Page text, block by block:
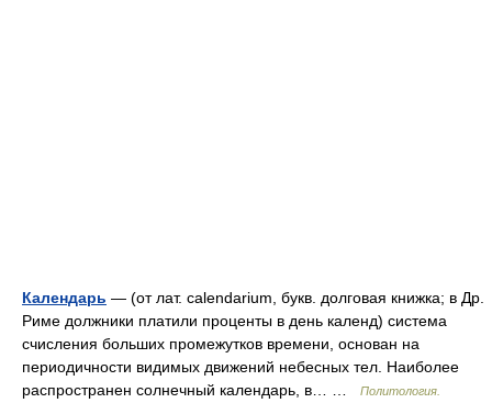
Календарь — (от лат. calendarium, букв. долговая книжка; в Др.
Риме должники платили проценты в день календ) система
счисления больших промежутков времени, основан на
периодичности видимых движений небесных тел. Наиболее
распространен солнечный календарь, в… …
Политология.